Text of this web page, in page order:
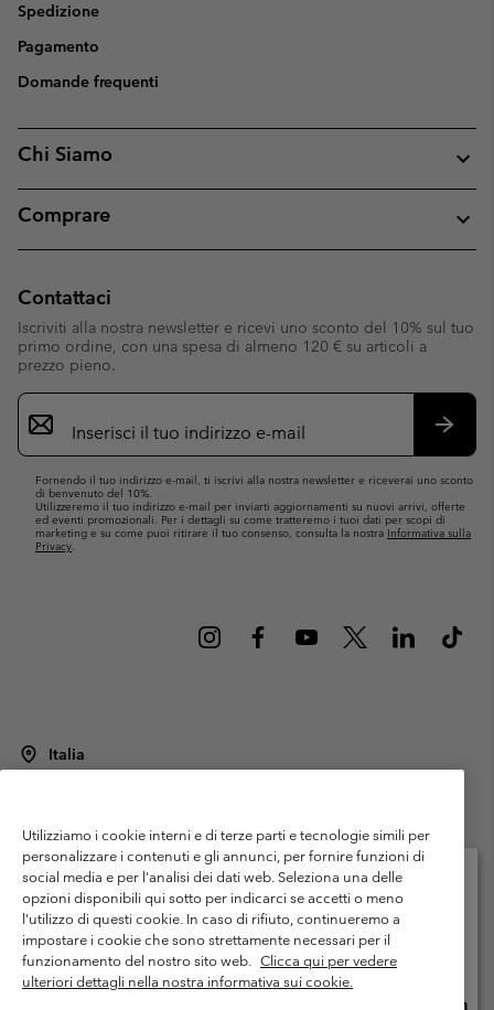
Spedizione
Pagamento
Domande frequenti
Chi Siamo
Comprare
Contattaci
Iscriviti alla nostra newsletter e ricevi uno sconto del 10% sul tuo
primo ordine, con una spesa di almeno 120 € su articoli a
prezzo pieno.
Iscrizione
e-
mail
Fornendo il tuo indirizzo e-mail, ti iscrivi alla nostra newsletter e riceverai uno sconto
di benvenuto del 10%.
Utilizzeremo il tuo indirizzo e-mail per inviarti aggiornamenti su nuovi arrivi, offerte
ed eventi promozionali. Per i dettagli su come tratteremo i tuoi dati per scopi di
marketing e su come puoi ritirare il tuo consenso, consulta la nostra Informativa sulla
Privacy.
Italia
Termini di utilizzo
Condizioni Generali di Venditaa
Garanzia
Politica sulla privacy
Termini e condizioni del programma di membership
Condizioni di utilizzo dei contenuti generati dagli utenti
Impressum
Cookies
Public CBCR
Seleziona il paese di spedizione e la lingua
Shopping online disponibile
Utilizziamo i cookie interni e di terze parti e tecnologie simili per
personalizzare i contenuti e gli annunci, per fornire funzioni di
social media e per l'analisi dei dati web. Seleziona una delle
opzioni disponibili qui sotto per indicarci se accetti o meno
l'utilizzo di questi cookie. In caso di rifiuto, continueremo a
impostare i cookie che sono strettamente necessari per il
funzionamento del nostro sito web. Clicca qui per vedere
ulteriori dettagli nella nostra informativa sui cookie.